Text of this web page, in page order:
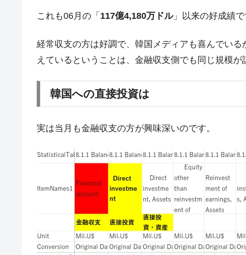
Fact1 全て勝つといくら？ 競馬GI競走で勝利騎手がもらえ
Fact1 平成仮面ライダーの意外すぎるモチーフとは？
Fact1 発表から2日で大崩壊、鳴かず飛ばずに終わりそう
Fact1 甲子園通算本塁打、最多の清原に次いで多く打って
これも06月の「 117億4,180万ドル」以来の好成績で
経常収支の方は好調で、韓国メディアも喜んでい
えているということは、金融収支側でも同じ規模が
韓国への直接投資は
実は当月も金融収支の方が興味深いのです。